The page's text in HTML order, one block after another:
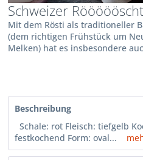
Schweizer
Mit dem Rösti als traditioneller
(dem richtigen Frühstück um
Melken) hat es insbesondere
Beschreibung
Schale: rot Fleisch: tiefgelb
festkochend Form: oval...